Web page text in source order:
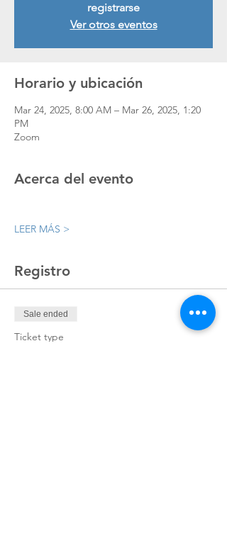
registrarse
Ver otros eventos
Horario y ubicación
Mar 24, 2025, 8:00 AM – Mar 26, 2025, 1:20
PM
Zoom
Acerca del evento
LEER MÁS >
Registro
Sale ended
Ticket type